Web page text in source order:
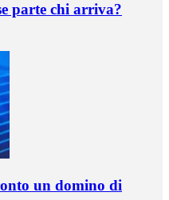
parte chi arriva?
un domino di